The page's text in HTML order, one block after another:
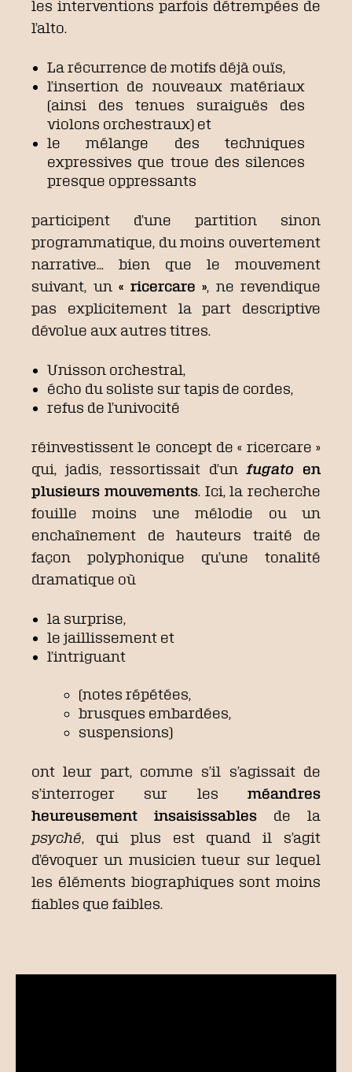
les interventions parfois détrempées de
l’alto.
La récurrence de motifs déjà ouïs,
l’insertion de nouveaux matériaux
(ainsi des tenues suraiguës des
violons orchestraux) et
le mélange des techniques
expressives que troue des silences
presque oppressants
participent d’une partition sinon
programmatique, du moins ouvertement
narrative… bien que le mouvement
suivant, un « ricercare », ne revendique
pas explicitement la part descriptive
dévolue aux autres titres.
Unisson orchestral,
écho du soliste sur tapis de cordes,
refus de l’univocité
réinvestissent le concept de « ricercare »
qui, jadis, ressortissait d’unfugato en
plusieurs mouvements. Ici, la recherche
fouille moins une mélodie ou un
enchaînement de hauteurs traité de
façon polyphonique qu’une tonalité
dramatique où
la surprise,
le jaillissement et
l’intriguant
(notes répétées,
brusques embardées,
suspensions)
ont leur part, comme s’il s’agissait de
s’interroger sur les méandres
heureusement insaisissables de la
psyché, qui plus est quand il s’agit
d’évoquer un musicien tueur sur lequel
les éléments biographiques sont moins
fiables que faibles.